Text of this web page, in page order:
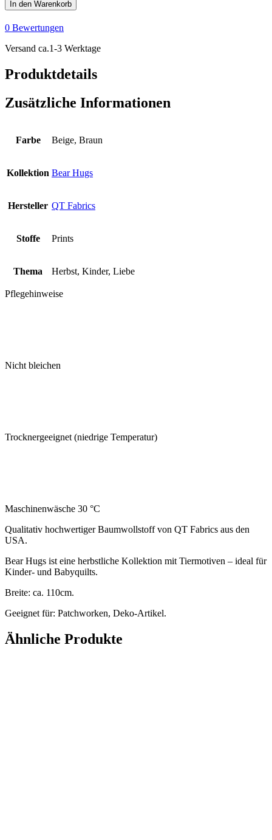
-
Bear
Heart
Toss
Menge
In den Warenkorb
0 Bewertungen
Versand ca.1-3 Werktage
Produktdetails
Zusätzliche Informationen
Farbe Beige, Braun
Kollektion Bear Hugs
Hersteller QT Fabrics
Stoffe Prints
Thema Herbst, Kinder, Liebe
Pflegehinweise
Nicht bleichen
Trocknergeeignet (niedrige Temperatur)
Maschinenwäsche 30 °C
Qualitativ hochwertiger Baumwollstoff von QT Fabrics aus den
USA.
Bear Hugs ist eine herbstliche Kollektion mit Tiermotiven – ideal für
Kinder- und Babyquilts.
Breite: ca. 110cm.
Geeignet für: Patchworken, Deko-Artikel.
Ähnliche Produkte